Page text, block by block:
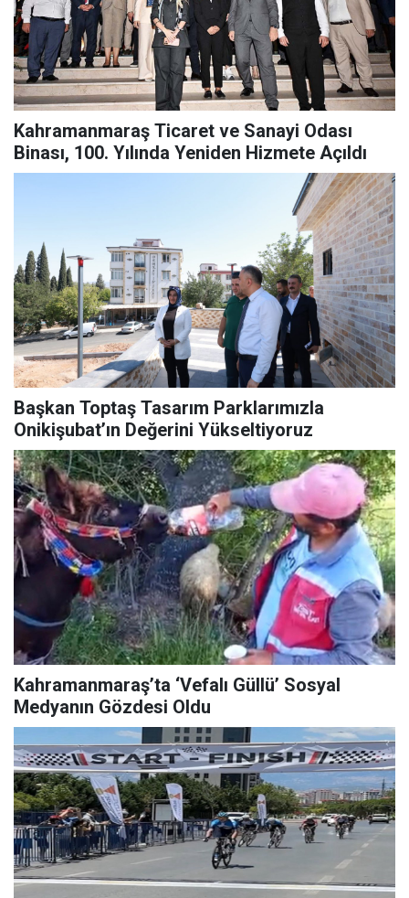
Kahramanmaraş Ticaret ve Sanayi Odası
Binası, 100. Yılında Yeniden Hizmete Açıldı
Başkan Toptaş Tasarım Parklarımızla
Onikişubat’ın Değerini Yükseltiyoruz
Kahramanmaraş’ta ‘Vefalı Güllü’ Sosyal
Medyanın Gözdesi Oldu